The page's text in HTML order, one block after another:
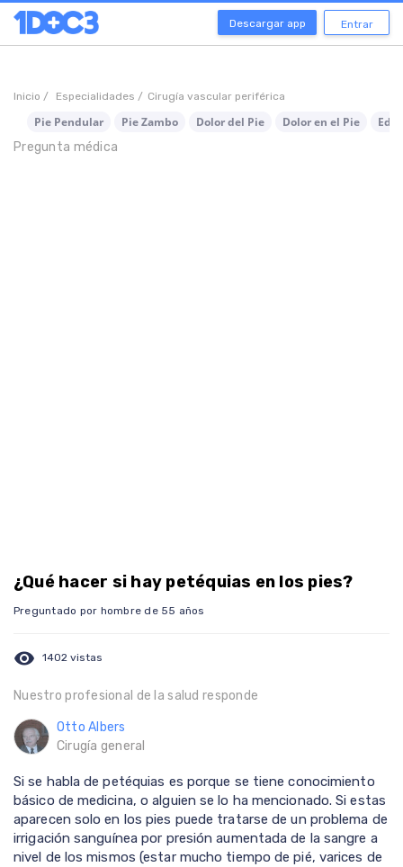
Descargar app Entrar
Inicio / Especialidades / Cirugía vascular periférica
Pie Pendular Pie Zambo Dolor del Pie Dolor en el Pie
Pregunta médica
¿Qué hacer si hay petéquias en los pies?
Preguntado por hombre de 55 años
visibility 1402 vistas
Nuestro profesional de la salud responde
Otto Albers
Cirugía general
Si se habla de petéquias es porque se tiene conocimiento
básico de medicina, o alguien se lo ha mencionado. Si estas
aparecen solo en los pies puede tratarse de un problema de
irrigación sanguínea por presión aumentada de la sangre a
nivel de los mismos (estar mucho tiempo de pié, varices de